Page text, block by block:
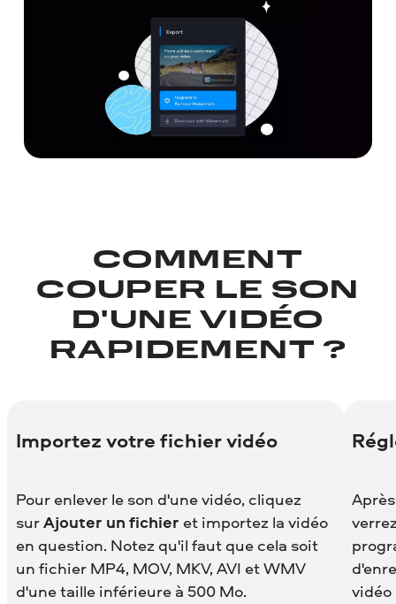
COMMENT
COUPER LE SON
D'UNE VIDÉO
RAPIDEMENT ?
Importez votre fichier vidéo
Pour enlever le son d'une vidéo, cliquez
surAjouter un fichier et importez la vidéo
en question. Notez qu'il faut que cela soit
un fichier MP4, MOV, MKV, AVI et WMV
d'une taille inférieure à 500 Mo.
vidéo